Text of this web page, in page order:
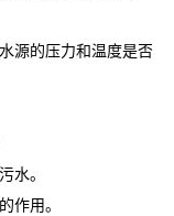
源的压力和温度是否
水。
作用。